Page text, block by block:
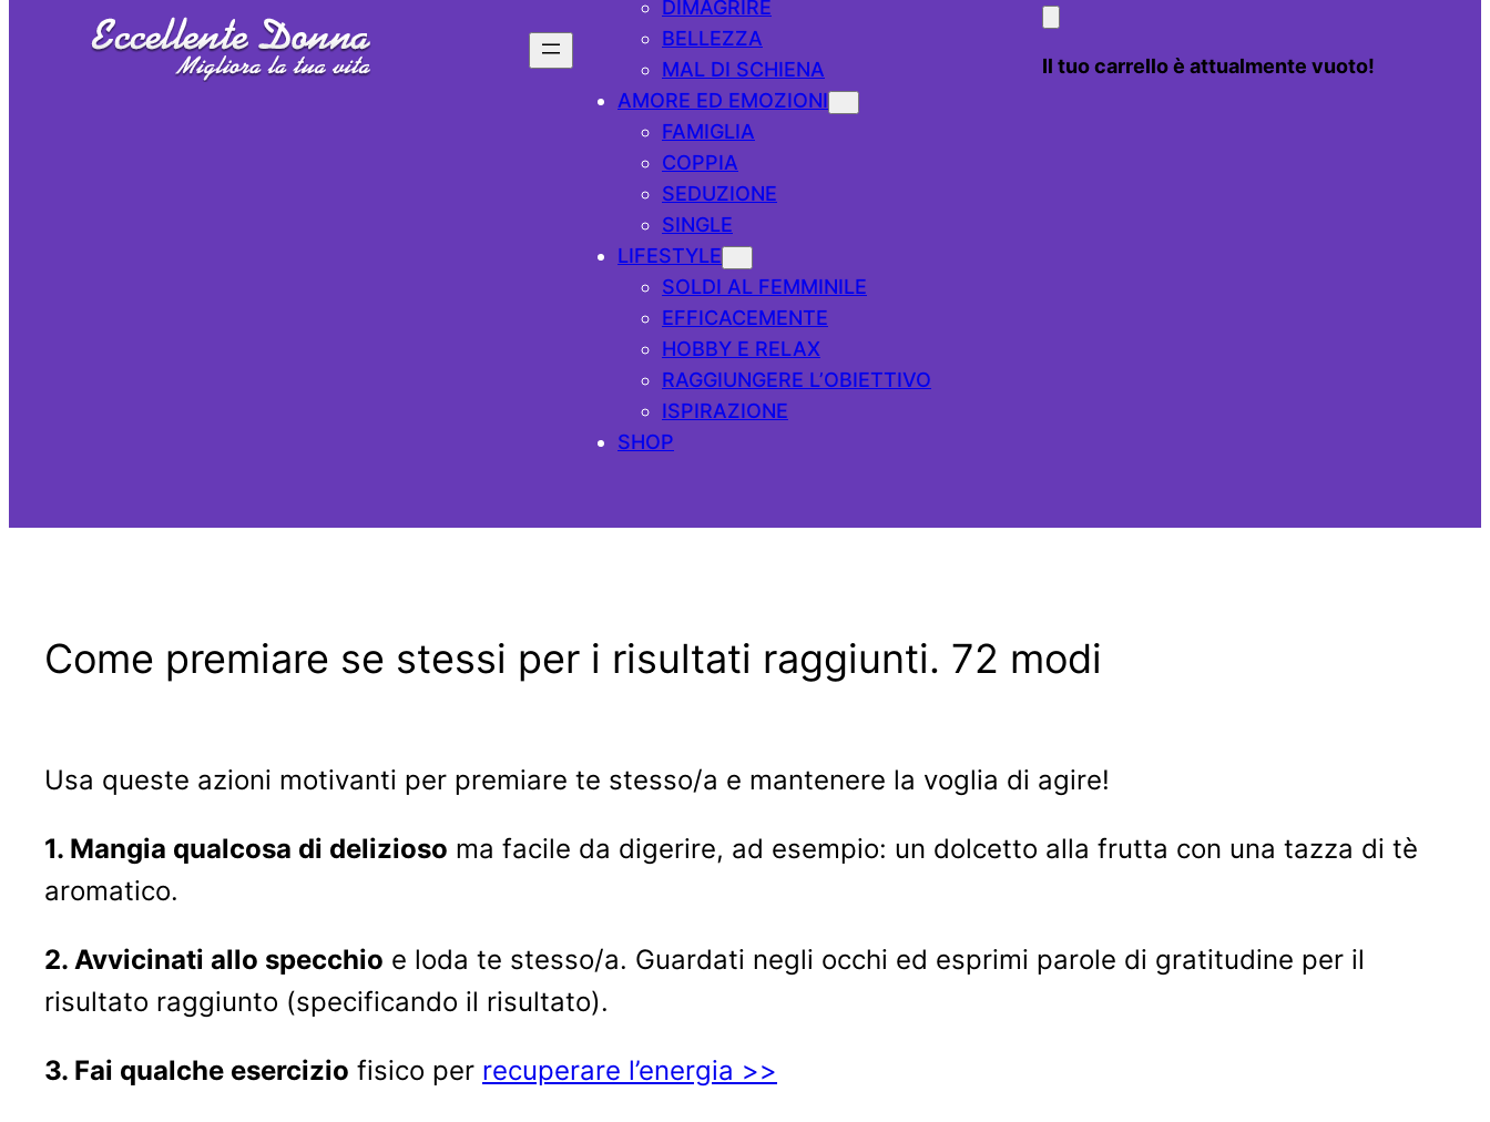
DIMAGRIRE
BELLEZZA
MAL DI SCHIENA
AMORE ED EMOZIONI
FAMIGLIA
COPPIA
SEDUZIONE
SINGLE
LIFESTYLE
SOLDI AL FEMMINILE
EFFICACEMENTE
HOBBY E RELAX
RAGGIUNGERE L’OBIETTIVO
ISPIRAZIONE
SHOP
Il tuo carrello è attualmente vuoto!
Come premiare se stessi per i risultati raggiunti. 72 modi
Usa queste azioni motivanti per premiare te stesso/a e mantenere la voglia di agire!
1. Mangia qualcosa di delizioso ma facile da digerire, ad esempio: un dolcetto alla frutta con una tazza di tè
aromatico.
2. Avvicinati allo specchio e loda te stesso/a. Guardati negli occhi ed esprimi parole di gratitudine per il
risultato raggiunto (specificando il risultato).
3. Fai qualche esercizio fisico per recuperare l’energia >>